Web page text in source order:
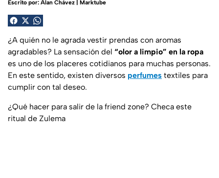
Escrito por: Alan Chávez | Marktube
¿A quién no le agrada vestir prendas con aromas
agradables? La sensación del “olor a limpio” en la ropa
es uno de los placeres cotidianos para muchas personas.
En este sentido, existen diversos perfumes textiles para
cumplir con tal deseo.
¿Qué hacer para salir de la friend zone? Checa este
ritual de Zulema